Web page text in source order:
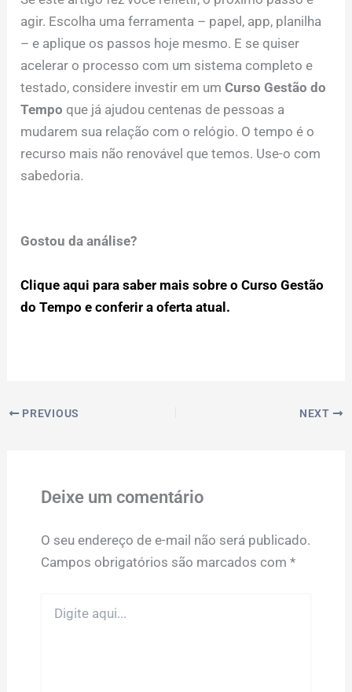
agir. Escolha uma ferramenta – papel, app, planilha
– e aplique os passos hoje mesmo. E se quiser
acelerar o processo com um sistema completo e
testado, considere investir em umCurso Gestão do
Tempo que já ajudou centenas de pessoas a
mudarem sua relação com o relógio. O tempo é o
recurso mais não renovável que temos. Use-o com
sabedoria.
Gostou da análise?
Clique aqui para saber mais sobre o Curso Gestão
do Tempo e conferir a oferta atual.
PREVIOUS NEXT
Deixe um comentário
O seu endereço de e-mail não será publicado.
Campos obrigatórios são marcados com *
aqui...